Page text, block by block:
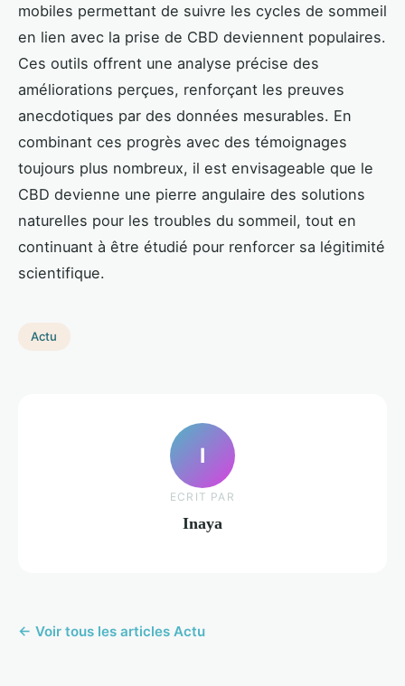
mobiles permettant de suivre les cycles de sommeil
en lien avec la prise de CBD deviennent populaires.
Ces outils offrent une analyse précise des
améliorations perçues, renforçant les preuves
anecdotiques par des données mesurables. En
combinant ces progrès avec des témoignages
toujours plus nombreux, il est envisageable que le
CBD devienne une pierre angulaire des solutions
naturelles pour les troubles du sommeil, tout en
continuant à être étudié pour renforcer sa légitimité
scientifique.
Actu
I
ECRIT PAR
Inaya
← Voir tous les articles Actu